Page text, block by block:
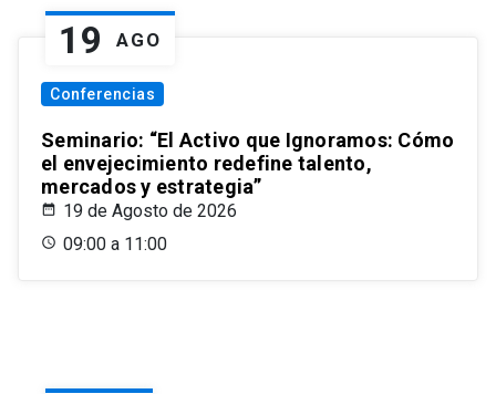
19 AGO
Conferencias
Seminario: “El Activo que Ignoramos: Cómo
el envejecimiento redefine talento,
mercados y estrategia”
19 de Agosto de 2026
09:00 a 11:00